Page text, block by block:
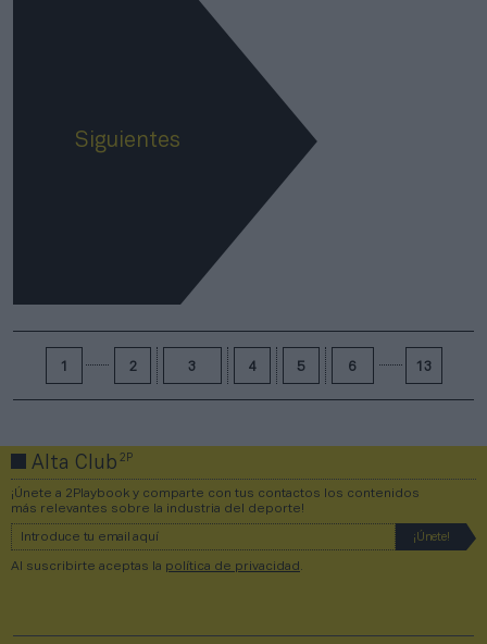
Siguientes
1 2 3 4 5 6 13
Alta Club2P
¡Únete a 2Playbook y comparte con tus contactos los contenidos
más relevantes sobre la industria del deporte!
Al suscribirte aceptas la política de privacidad